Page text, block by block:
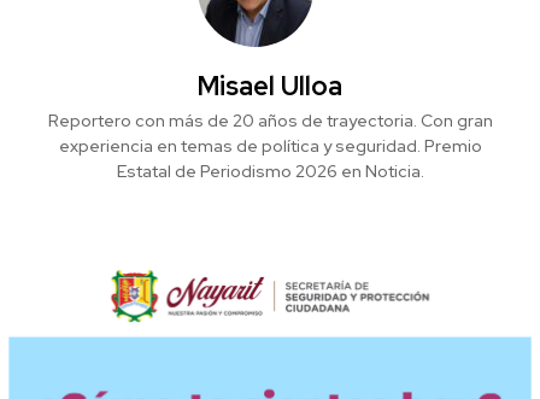
Misael Ulloa
Reportero con más de 20 años de trayectoria. Con gran
experiencia en temas de política y seguridad. Premio
Estatal de Periodismo 2026 en Noticia.